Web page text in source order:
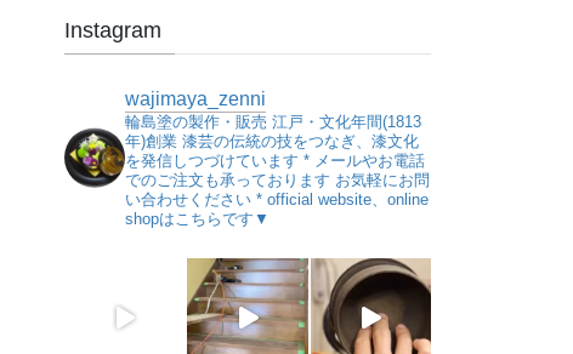
Instagram
wajimaya_zenni
輪島塗の製作・販売 江戸・文化年間(1813
年)創業 漆芸の伝統の技をつなぎ、漆文化
を発信しつづけています * メールやお電話
でのご注文も承っております お気軽にお問
い合わせください * official website、online
shopはこちらです▼